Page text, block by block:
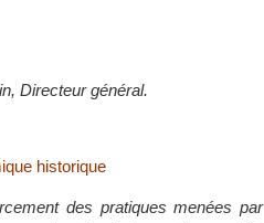
Directeur général.
historique
des pratiques menées par